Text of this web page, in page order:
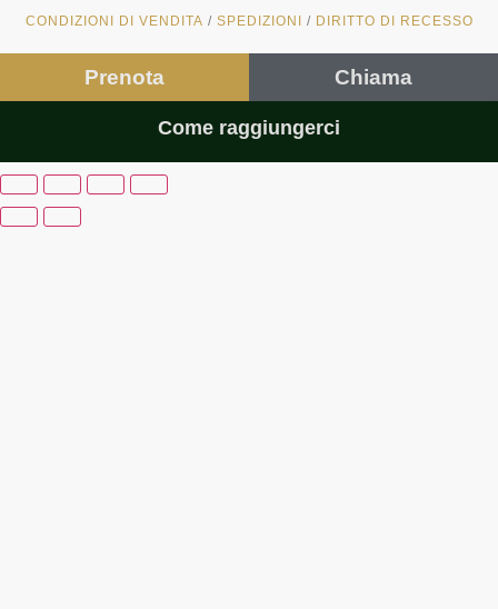
CONDIZIONI DI VENDITA / SPEDIZIONI / DIRITTO DI RECESSO
Prenota Chiama
Come raggiungerci